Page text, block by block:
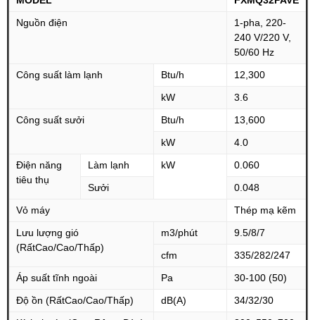
Nguồn điện
1-pha, 220-
240 V/220 V,
50/60 Hz
Công suất làm lạnh
Btu/h
12,300
kW
3.6
Công suất sưởi
Btu/h
13,600
kW
4.0
Điện năng
tiêu thụ
Làm lạnh kW
0.060
Sưởi
0.048
Vỏ máy
Thép mạ kẽm
Lưu lượng gió
(RấtCao/Cao/Thấp)
m3/phút
9.5/8/7
cfm
335/282/247
Áp suất tĩnh ngoài
Pa
30-100 (50)
Độ ồn (RấtCao/Cao/Thấp)
dB(A)
34/32/30